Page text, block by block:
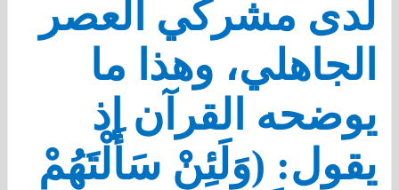
لدى مشركي العصر
الجاهلي، وهذا ما
يوضحه القرآن إذ
يقول: (وَلَئِنْ سَأَلْتَهُمْ